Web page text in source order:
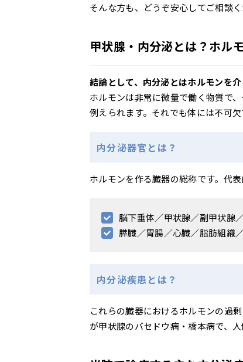
そんな方も、どうぞ安心してご相談く
甲状腺・内分泌とは？ホル
結論として、内分泌とはホルモンを
ホルモンは非常に微量で働く物質で
例えられます。それでも体には不可欠
内分泌器官とは？
ホルモンを作る臓器の総称です。代表
脳下垂体／甲状腺／副甲状腺
膵臓／胃腸／心臓／脂肪組織
内分泌疾患とは？
これらの臓器におけるホルモンの過
が甲状腺のバセドウ病・橋本病で、